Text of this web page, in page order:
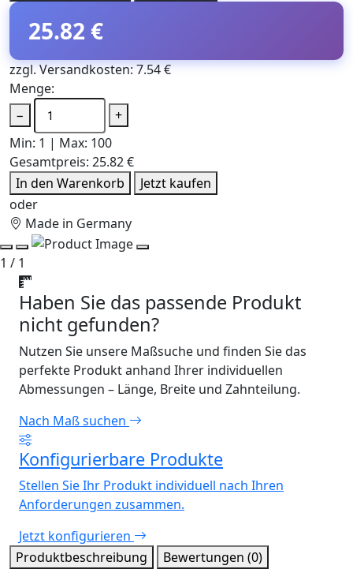
25.82 €
zzgl. Versandkosten: 7.54 €
Menge:
−
+
Min: 1 | Max: 100
Gesamtpreis: 25.82 €
In den Warenkorb
Jetzt kaufen
oder
Made in Germany
1 / 1
Haben Sie das passende Produkt
nicht gefunden?
Nutzen Sie unsere Maßsuche und finden Sie das
perfekte Produkt anhand Ihrer individuellen
Abmessungen – Länge, Breite und Zahnteilung.
Nach Maß suchen
Konfigurierbare Produkte
Stellen Sie Ihr Produkt individuell nach Ihren
Anforderungen zusammen.
Jetzt konfigurieren
Produktbeschreibung
Bewertungen (0)